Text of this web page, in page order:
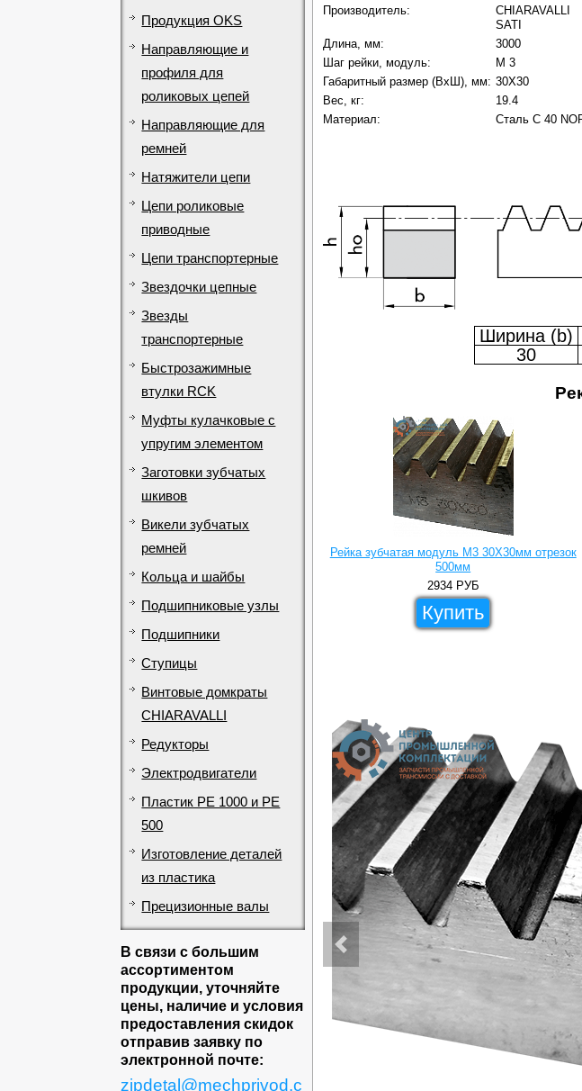
Продукция OKS
Направляющие и
профиля для
роликовых цепей
Направляющие для
ремней
Натяжители цепи
Цепи роликовые
приводные
Цепи транспортерные
Звездочки цепные
Звезды
транспортерные
Быстрозажимные
втулки RCK
Муфты кулачковые с
упругим элементом
Заготовки зубчатых
шкивов
Викели зубчатых
ремней
Кольца и шайбы
Подшипниковые узлы
Подшипники
Ступицы
Винтовые домкраты
CHIARAVALLI
Редукторы
Электродвигатели
Пластик PE 1000 и PE
500
Изготовление деталей
из пластика
Прецизионные валы
В связи с большим
ассортиментом
продукции, уточняйте
цены, наличие и условия
предоставления скидок
отправив заявку по
электронной почте:
zipdetal@mechprivod.c
Производитель:
CHIARAVALLI
SATI
Длина, мм:
3000
Шаг рейки, модуль:
M 3
Габаритный размер (ВxШ), мм: 30X30
Вес, кг:
19.4
Материал:
Сталь C 40
Ширина (b)
30
Рейка зубчатая модуль M3 30X30мм отрезок
500мм
2934 РУБ
Купить